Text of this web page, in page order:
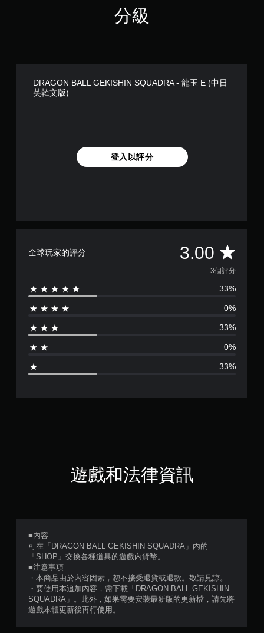
分級
DRAGON BALL GEKISHIN SQUADRA - 龍玉 E (中日
英韓文版)
登入以評分
全球玩家的評分 3.00 平
均
評
分
3
星
，
共
3
3個評分
33%
0%
33%
0%
33%
遊戲和法律資訊
■内容
可在「DRAGON BALL GEKISHIN SQUADRA」內的
「SHOP」交換各種道具的遊戲內貨幣。
■注意事項
・本商品由於內容因素，恕不接受退貨或退款。敬請見諒。
・要使用本追加內容，需下載「DRAGON BALL GEKISHIN
SQUADRA」。此外，如果需要安裝最新版的更新檔，請先將
遊戲本體更新後再行使用。